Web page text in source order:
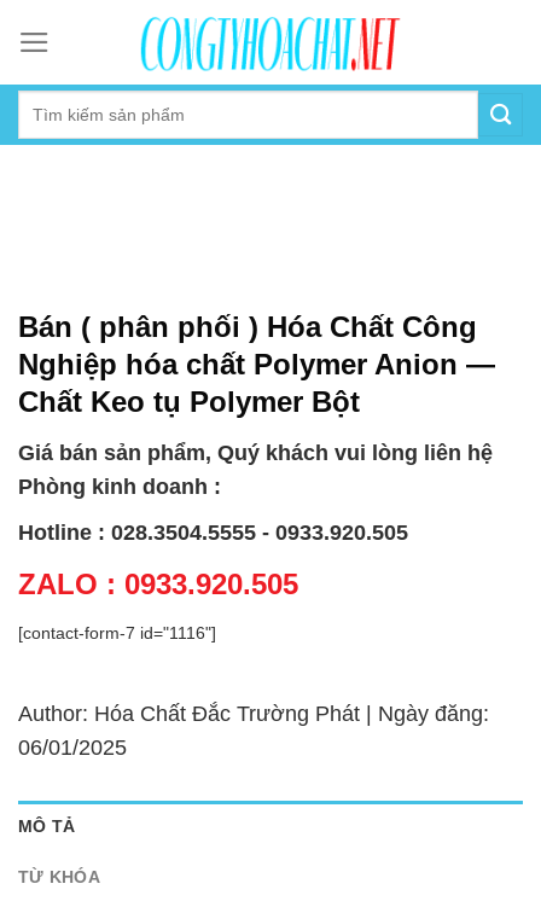
content
Bán ( phân phối ) Hóa Chất Công
Nghiệp hóa chất Polymer Anion —
Chất Keo tụ Polymer Bột
Giá bán sản phẩm, Quý khách vui lòng liên hệ
Phòng kinh doanh :
Hotline : 028.3504.5555 - 0933.920.505
ZALO : 0933.920.505
[contact-form-7 id="1116"]
Author: Hóa Chất Đắc Trường Phát | Ngày đăng:
06/01/2025
MÔ TẢ
TỪ KHÓA